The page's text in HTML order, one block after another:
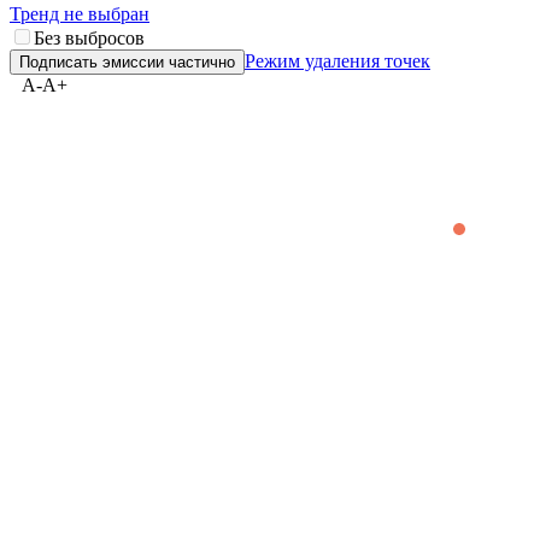
Тренд не выбран
Без выбросов
Режим удаления точек